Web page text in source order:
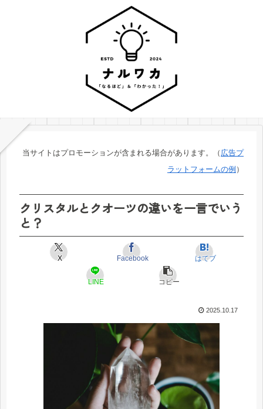
当サイトはプロモーションが含まれる場合があります。（ 広告プ
ラットフォームの例 ）
クリスタルとクオーツの違いを一言でいう
と？
X Facebook はてブ
LINE コピー
2025.10.17